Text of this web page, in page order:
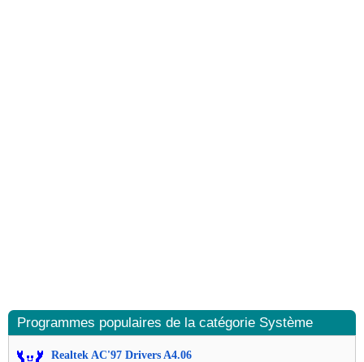
Programmes populaires de la catégorie Système
Realtek AC'97 Drivers A4.06